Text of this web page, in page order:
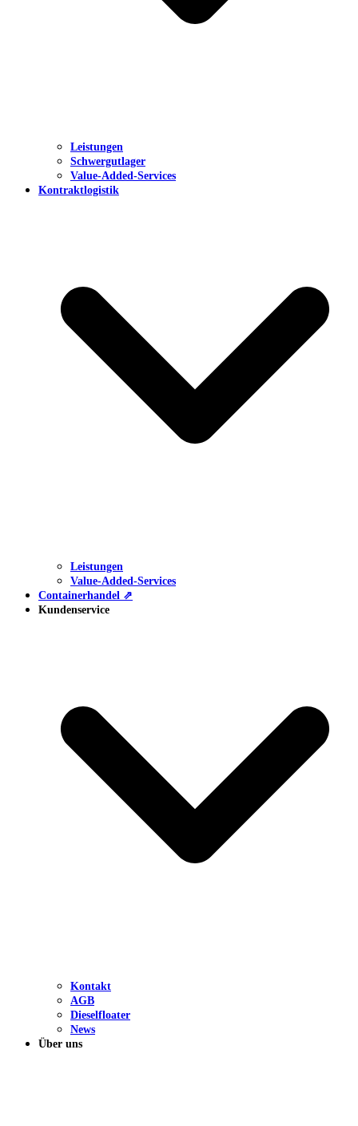
Leistungen
Schwergutlager
Value-Added-Services
Kontraktlogistik
Leistungen
Value-Added-Services
Containerhandel ⇗
Kundenservice
Kontakt
AGB
Dieselfloater
News
Über uns